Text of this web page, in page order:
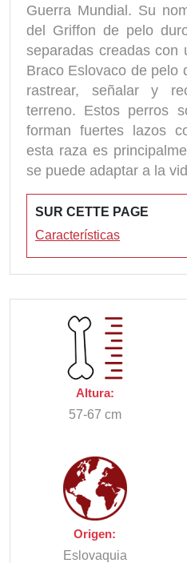
Guerra Mundial. Su
del Griffon de pelo
separadas creadas con
Braco Eslovaco de pelo
rastrear, señalar y
terreno. Estos perros
forman fuertes lazos
esta raza es
se puede adaptar a la
SUR CETTE PAGE
Características
Altura:
57-67 cm
Origen:
Eslovaquia